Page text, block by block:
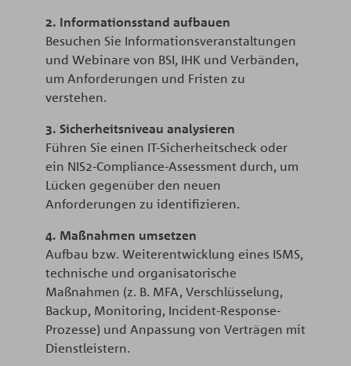
2. Informationsstand aufbauen
Besuchen Sie Informationsveranstaltungen
und Webinare von BSI, IHK und Verbänden,
um Anforderungen und Fristen zu
verstehen.​
3. Sicherheitsniveau analysieren
Führen Sie einen IT-Sicherheitscheck oder
ein NIS2-Compliance-Assessment durch, um
Lücken gegenüber den neuen
Anforderungen zu identifizieren.​
4. Maßnahmen umsetzen
Aufbau bzw. Weiterentwicklung eines ISMS,
technische und organisatorische
Maßnahmen (z. B. MFA, Verschlüsselung,
Backup, Monitoring, Incident-Response-
Prozesse) und Anpassung von Verträgen mit
Dienstleistern.​